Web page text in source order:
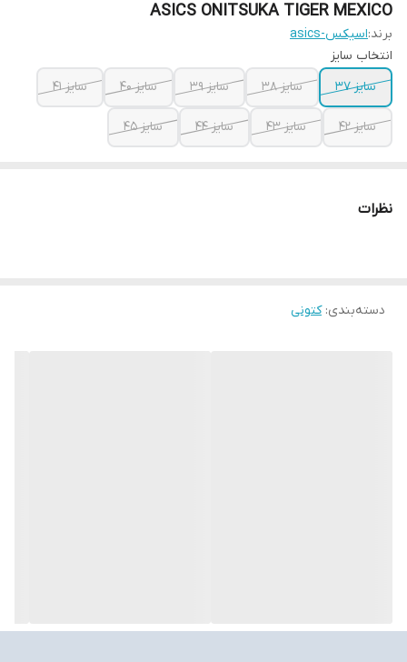
ASICS ONITSUKA TIGER MEXICO
برند:اسیکس-asics
انتخاب سایز
سایز 37
سایز 38 سایز 39 سایز 40 سایز 41
سایز 42 سایز 43 سایز 44 سایز 45
نظرات
دسته‌بندی:کتونی